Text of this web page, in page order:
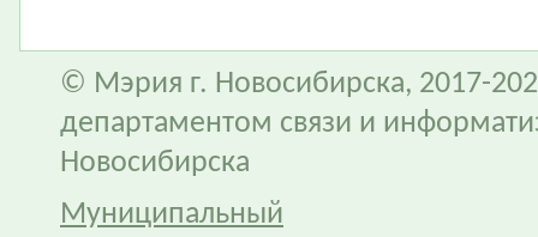
© Мэрия г. Новосибирска, 2017-
департаментом связи и
Новосибирска
Муниципальный